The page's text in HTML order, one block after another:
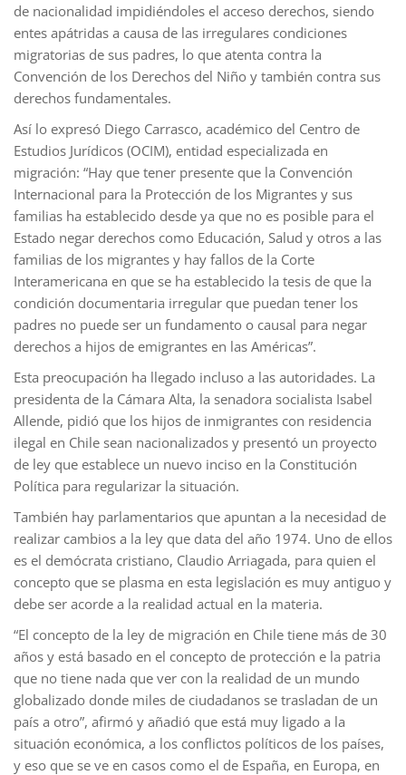
de nacionalidad impidiéndoles el acceso derechos, siendo
entes apátridas a causa de las irregulares condiciones
migratorias de sus padres, lo que atenta contra la
Convención de los Derechos del Niño y también contra sus
derechos fundamentales.
Así lo expresó Diego Carrasco, académico del Centro de
Estudios Jurídicos (OCIM), entidad especializada en
migración: “Hay que tener presente que la Convención
Internacional para la Protección de los Migrantes y sus
familias ha establecido desde ya que no es posible para el
Estado negar derechos como Educación, Salud y otros a las
familias de los migrantes y hay fallos de la Corte
Interamericana en que se ha establecido la tesis de que la
condición documentaria irregular que puedan tener los
padres no puede ser un fundamento o causal para negar
derechos a hijos de emigrantes en las Américas”.
Esta preocupación ha llegado incluso a las autoridades. La
presidenta de la Cámara Alta, la senadora socialista Isabel
Allende, pidió que los hijos de inmigrantes con residencia
ilegal en Chile sean nacionalizados y presentó un proyecto
de ley que establece un nuevo inciso en la Constitución
Política para regularizar la situación.
También hay parlamentarios que apuntan a la necesidad de
realizar cambios a la ley que data del año 1974. Uno de ellos
es el demócrata cristiano, Claudio Arriagada, para quien el
concepto que se plasma en esta legislación es muy antiguo y
debe ser acorde a la realidad actual en la materia.
“El concepto de la ley de migración en Chile tiene más de 30
años y está basado en el concepto de protección e la patria
que no tiene nada que ver con la realidad de un mundo
globalizado donde miles de ciudadanos se trasladan de un
país a otro”, afirmó y añadió que está muy ligado a la
situación económica, a los conflictos políticos de los países,
y eso que se ve en casos como el de España, en Europa, en